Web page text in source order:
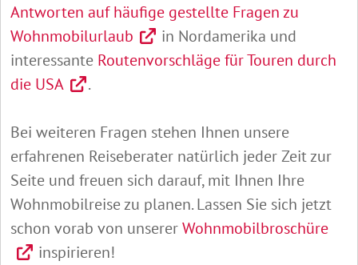
Antworten auf häufige gestellte Fragen zu
Wohnmobilurlaub
in Nordamerika und
interessante Routenvorschläge für Touren durch
die USA
.
Bei weiteren Fragen stehen Ihnen unsere
erfahrenen Reiseberater natürlich jeder Zeit zur
Seite und freuen sich darauf, mit Ihnen Ihre
Wohnmobilreise zu planen. Lassen Sie sich jetzt
schon vorab von unsererWohnmobilbroschüre
inspirieren!